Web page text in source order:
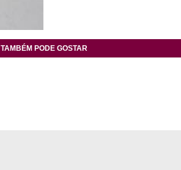
TAMBÉM PODE GOSTAR